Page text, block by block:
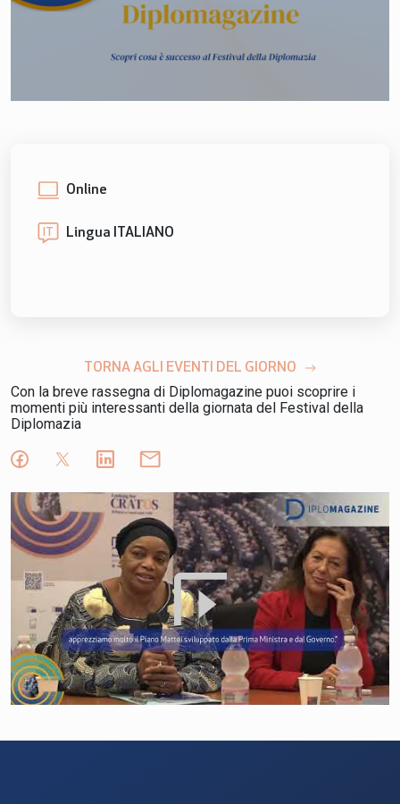
Online
IT Lingua ITALIANO
TORNA AGLI EVENTI DEL GIORNO
Con la breve rassegna di Diplomagazine puoi scoprire i
momenti più interessanti della giornata del Festival della
Diplomazia